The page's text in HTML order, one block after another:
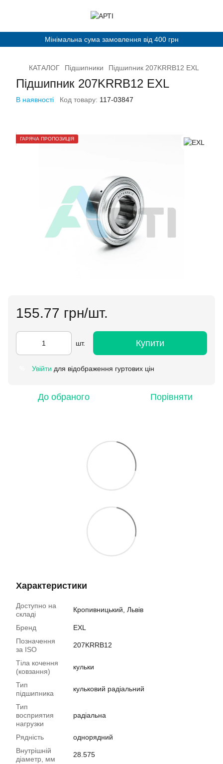
Мінімальна сума замовлення від 400 грн
КАТАЛОГ Підшипники Підшипник 207KRRB12 ЕXL
Підшипник 207KRRB12 ЕXL
В наявності Код товару: 117-03847
ГАРЯЧА ПРОПОЗИЦІЯ
155.77 грн/шт.
шт. Купити
Увійти для відображення гуртових цін
До обраного Порівняти
Характеристики
Доступно на
складі
Кропивницький, Львів
Бренд
EXL
Позначення
за ISO
207KRRB12
Тіла кочення
(ковзання)
кульки
Тип
підшипника
кульковий радіальний
Тип
восприятия
нагрузки
радіальна
Рядність
однорядний
Внутрішній
діаметр, мм
28.575